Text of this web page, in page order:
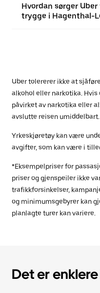
Hvordan sørger
trygge i Hagenthal-
Uber tolererer ikke at
alkohol eller narkotika.
påvirket av narkotika eller
avslutte reisen umiddelbart.
Yrkeskjøretøy kan være
avgifter, som kan være i
*Eksempelpriser for
priser og gjenspeiler ikke
trafikkforsinkelser,
og minimumsgebyrer kan
planlagte turer kan variere.
Det er